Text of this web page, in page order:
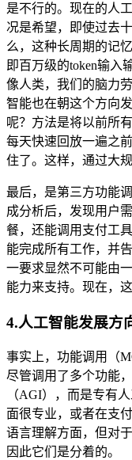
是不行的。现在的人
况是希望，即使过去
么，这种长周期的记
即百万级的token输入
像人类，我们的脑力
智能也在朝这个方向
呢？方法是将以前所
每天快速回放一遍之
住了。这样，通过大
最后，是第三方功能
成分析后，发现用户
餐，还能调用支付工
能完成所有工作，并
一要求显然不可能由
能力来支持。现在，
4.人工智能发展方
事实上，功能调用（
尽管调用了多个功能
（AGI），而是专有
面很专业，或者在支
语言理解方面，但对
因此它们是分着的。